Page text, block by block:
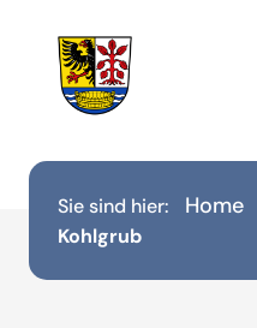
springen
Sie sind hier: Home
Kohlgrub